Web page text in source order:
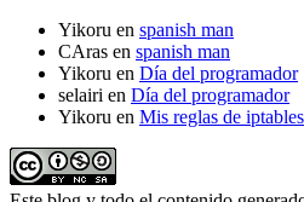
Yikoru en spanish man
CAras en spanish man
Yikoru en Día del programador
selairi en Día del programador
Yikoru en Mis reglas de iptables